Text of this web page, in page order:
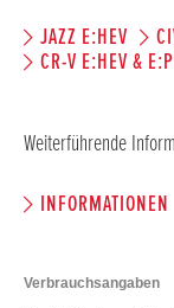
JAZZ E:HEV
CR-V E:HEV &
Weiterführende
INFORMATIONEN
Verbrauchsangaben